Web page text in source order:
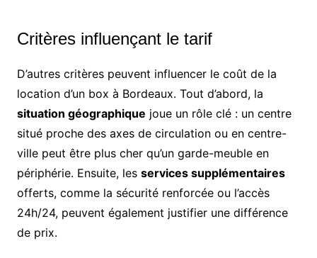
Critères influençant le tarif
D’autres critères peuvent influencer le coût de la
location d’un box à Bordeaux. Tout d’abord, la
situation géographique joue un rôle clé : un centre
situé proche des axes de circulation ou en centre-
ville peut être plus cher qu’un garde-meuble en
périphérie. Ensuite, les services supplémentaires
offerts, comme la sécurité renforcée ou l’accès
24h/24, peuvent également justifier une différence
de prix.